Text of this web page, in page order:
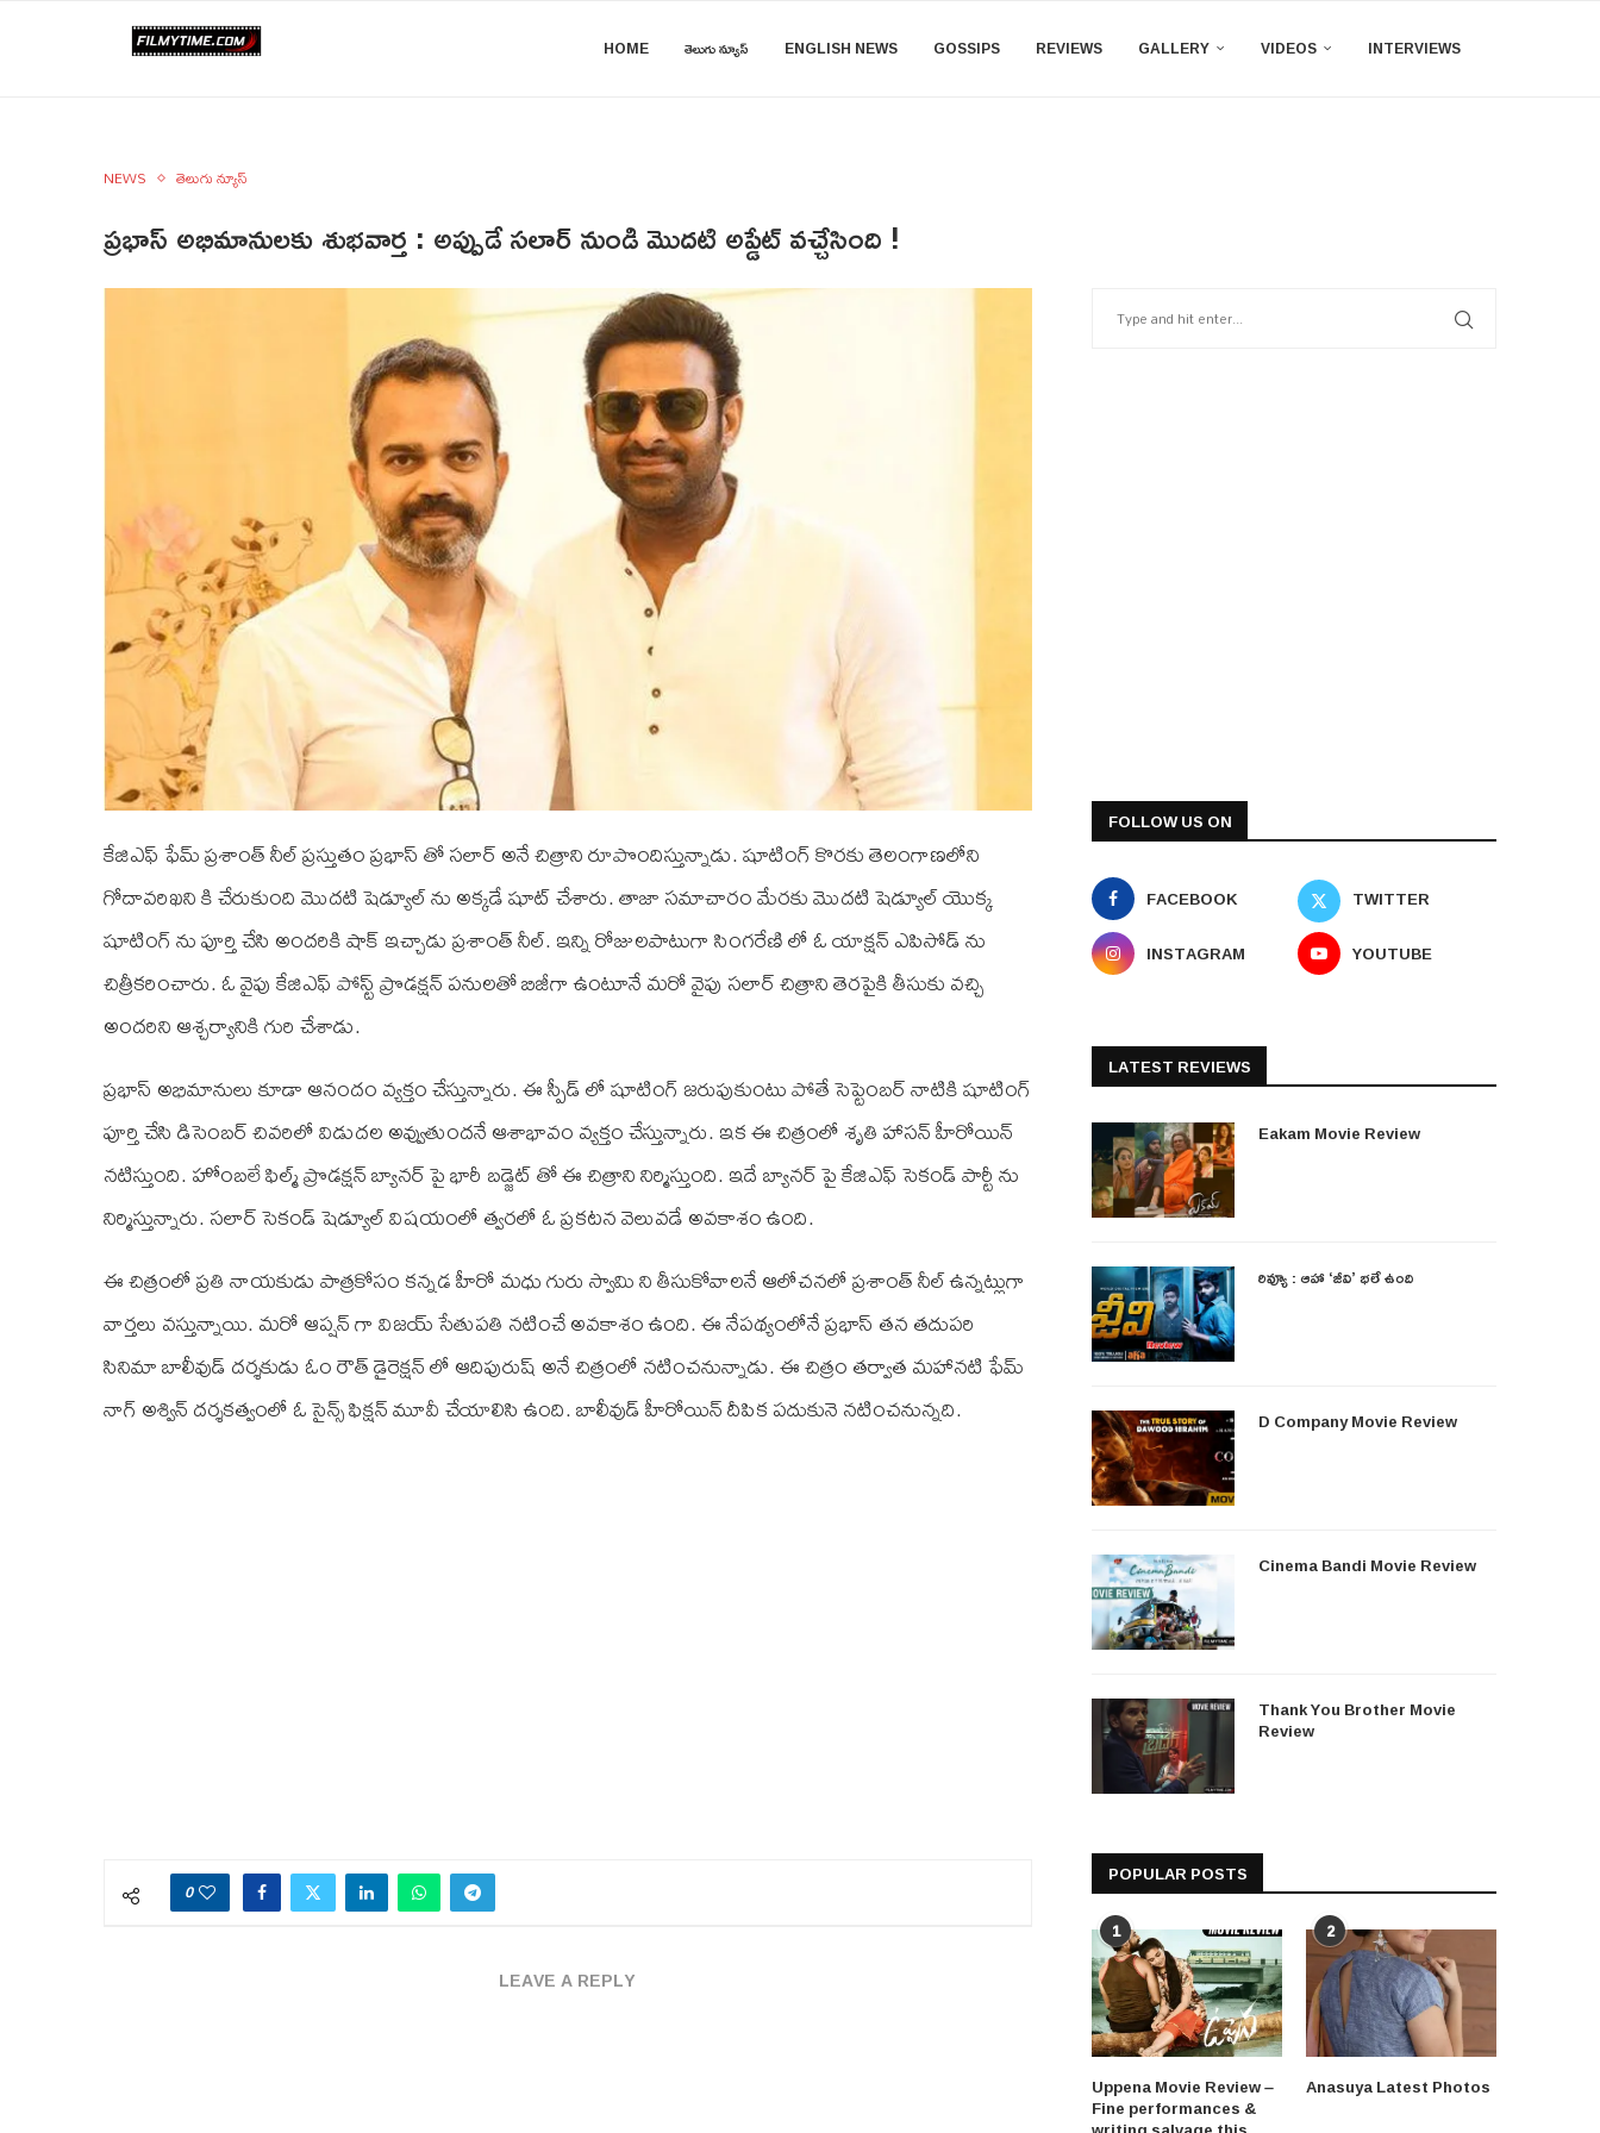
HOME తెలుగు న్యూస్ ENGLISH NEWS GOSSIPS REVIEWS GALLERY VIDEOS INTERVIEWS
NEWS తెలుగు న్యూస్
ప్రభాస్ అభిమానులకు శుభవార్త : అప్పుడే సలార్ నుండి మొదటి అప్డేట్ వచ్చేసింది !
కే‌జి‌ఎఫ్ ఫేమ్ ప్రశాంత్ నీల్ ప్రస్తుతం ప్రభాస్ తో సలార్ అనే చిత్రాని రూపొందిస్తున్నాడు. షూటింగ్ కొరకు తెలంగాణలోని
గోదావరిఖని కి చేరుకుంది మొదటి షెడ్యూల్ ను అక్కడే షూట్ చేశారు. తాజా సమాచారం మేరకు మొదటి షెడ్యూల్ యొక్క
షూటింగ్ ను పూర్తి చేసి అందరికి షాక్ ఇచ్చాడు ప్రశాంత్ నీల్. ఇన్ని రోజులపాటుగా సింగరేణి లో ఓ యాక్షన్ ఎపిసోడ్ ను
చిత్రీకరించారు. ఓ వైపు కే‌జి‌ఎఫ్ పోస్ట్ ప్రొడక్షన్ పనులతో బిజీగా ఉంటూనే మరో వైపు సలార్ చిత్రాని తెరపైకి తీసుకు వచ్చి
అందరిని ఆశ్చర్యానికి గురి చేశాడు.
ప్రభాస్ అభిమానులు కూడా ఆనందం వ్యక్తం చేస్తున్నారు. ఈ స్పీడ్ లో షూటింగ్ జరుపుకుంటు పోతే సెప్టెంబర్ నాటికి షూటింగ్
పూర్తి చేసి డిసెంబర్ చివరిలో విడుదల అవ్వుతుందనే ఆశాభావం వ్యక్తం చేస్తున్నారు. ఇక ఈ చిత్రంలో శృతి హాసన్ హీరోయిన్
నటిస్తుంది. హోంబలే ఫిల్మ్ ప్రొడక్షన్ బ్యానర్ పై భారీ బడ్జెట్ తో ఈ చిత్రాని నిర్మిస్తుంది. ఇదే బ్యానర్ పై కే‌జి‌ఎఫ్ సెకండ్ పార్టీ ను
నిర్మిస్తున్నారు. సలార్ సెకండ్ షెడ్యూల్ విషయంలో త్వరలో ఓ ప్రకటన వెలువడే అవకాశం ఉంది.
ఈ చిత్రంలో ప్రతి నాయకుడు పాత్రకోసం కన్నడ హీరో మధు గురు స్వామి ని తీసుకోవాలనే ఆలోచనలో ప్రశాంత్ నీల్ ఉన్నట్లుగా
వార్తలు వస్తున్నాయి. మరో ఆప్షన్ గా విజయ్ సేతుపతి నటించే అవకాశం ఉంది. ఈ నేపథ్యంలోనే ప్రభాస్ తన తదుపరి
సినిమా బాలీవుడ్ దర్శకుడు ఓం రౌత్ డైరెక్షన్ లో ఆదిపురుష్ అనే చిత్రంలో నటించనున్నాడు. ఈ చిత్రం తర్వాత మహానటి ఫేమ్
నాగ్ అశ్విన్ దర్శకత్వంలో ఓ సైన్స్ ఫిక్షన్ మూవీ చేయాలిసి ఉంది. బాలీవుడ్ హీరోయిన్ దీపిక పదుకునె నటించనున్నది.
0
LEAVE A REPLY
FOLLOW US ON
FACEBOOK
TWITTER
INSTAGRAM
YOUTUBE
LATEST REVIEWS
Eakam Movie Review
రివ్యూ : ఆహా ‘జీవి’ భలే ఉంది
D Company Movie Review
Cinema Bandi Movie Review
Thank You Brother Movie
Review
POPULAR POSTS
1
Uppena Movie Review –
Fine performances &
2
Anasuya Latest Photos